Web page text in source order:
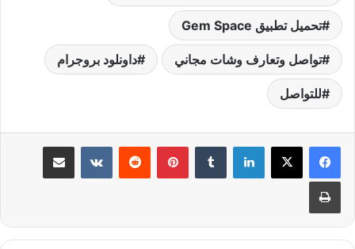
تحميل تطبيق Gem Space
تواصل وتعارف وشات مجاني داونلود بروجرام
للتواصل
لينكدإن بينتيريست مشاركة عبر البريد
طباعة